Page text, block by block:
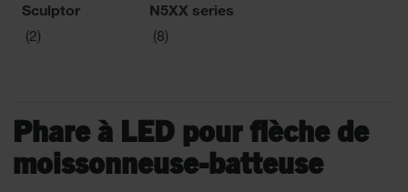
Sculptor
(2)
N5XX series
(8)
Phare à LED pour flèche de
moissonneuse-batteuse